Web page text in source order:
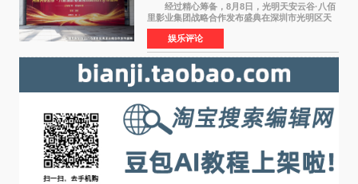
经过精心筹备，8月8日，光明天安云谷·八佰
里影业集团战略合作发布盛典在深圳市光明区天
安云谷盛大举行，来自DataEye剧查查创始人
&CEO 深圳市微短剧产业协会会长汪祥斌先生、
光明区文化广电旅
娱乐评论